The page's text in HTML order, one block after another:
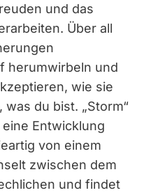
und das
Über all
herumwirbeln und
wie sie
du bist. „Storm“
Entwicklung
von einem
zwischen dem
und findet